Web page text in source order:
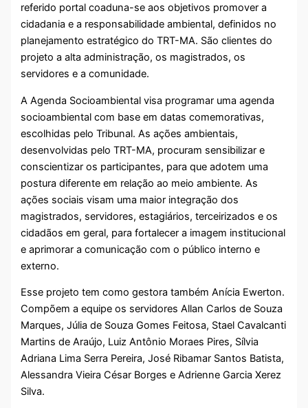
referido portal coaduna-se aos objetivos promover a
cidadania e a responsabilidade ambiental, definidos no
planejamento estratégico do TRT-MA. São clientes do
projeto a alta administração, os magistrados, os
servidores e a comunidade.
A Agenda Socioambiental visa programar uma agenda
socioambiental com base em datas comemorativas,
escolhidas pelo Tribunal. As ações ambientais,
desenvolvidas pelo TRT-MA, procuram sensibilizar e
conscientizar os participantes, para que adotem uma
postura diferente em relação ao meio ambiente. As
ações sociais visam uma maior integração dos
magistrados, servidores, estagiários, terceirizados e os
cidadãos em geral, para fortalecer a imagem institucional
e aprimorar a comunicação com o público interno e
externo.
Esse projeto tem como gestora também Anícia Ewerton.
Compõem a equipe os servidores Allan Carlos de Souza
Marques, Júlia de Souza Gomes Feitosa, Stael Cavalcanti
Martins de Araújo, Luiz Antônio Moraes Pires, Sílvia
Adriana Lima Serra Pereira, José Ribamar Santos Batista,
Alessandra Vieira César Borges e Adrienne Garcia Xerez
Silva.